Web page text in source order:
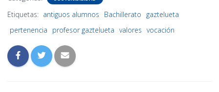
Etiquetas: antiguos alumnos Bachillerato
gaztelueta
pertenencia
profesor gaztelueta valores vocación